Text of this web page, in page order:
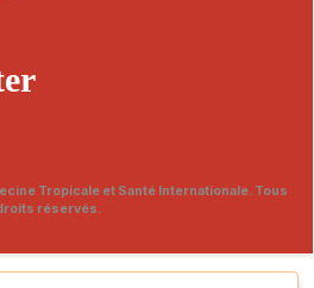
Tropicale et Santé Internationale. Tous
réservés.